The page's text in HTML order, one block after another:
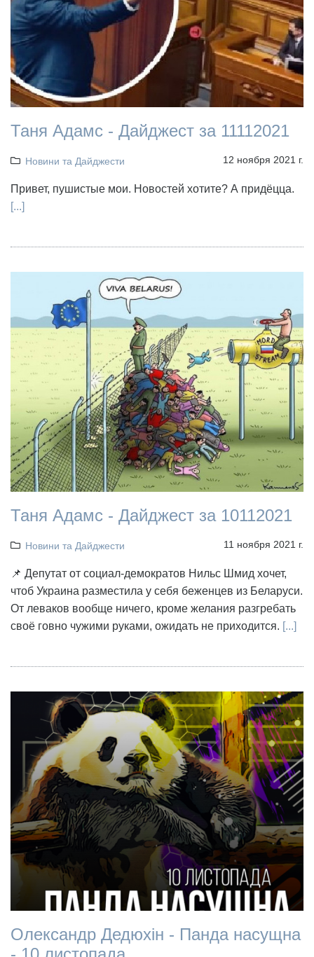
Таня Адамс - Дайджест за 11112021
Новини та Дайджести 12 ноября 2021 г.
Привет, пушистые мои. Новостей хотите? А придёцца.
[...]
Таня Адамс - Дайджест за 10112021
Новини та Дайджести 11 ноября 2021 г.
📌 Депутат от социал-демократов Нильс Шмид хочет,
чтоб Украина разместила у себя беженцев из Беларуси.
От леваков вообще ничего, кроме желания разгребать
своё говно чужими руками, ожидать не приходится. [...]
Олександр Дедюхін - Панда насущна